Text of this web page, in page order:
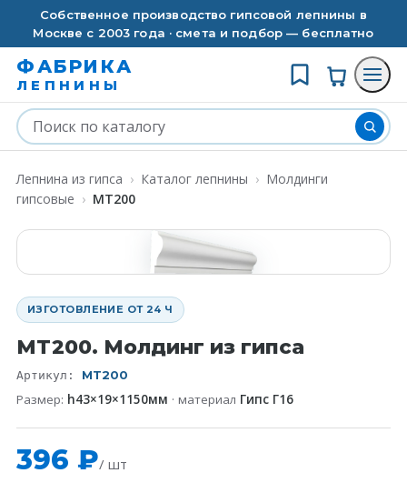
Собственное производство гипсовой лепнины в
Москве с 2003 года · смета и подбор — бесплатно
ФАБРИКА
ЛЕПНИНЫ
Лепнина из гипса › Каталог лепнины › Молдинги
гипсовые › MT200
ИЗГОТОВЛЕНИЕ ОТ 24 Ч
MT200. Молдинг из гипса
Артикул: MT200
Размер: h43×19×1150мм · материал Гипс Г16
396 ₽/ шт